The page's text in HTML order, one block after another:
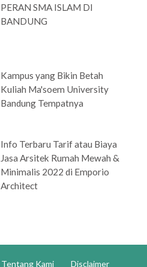
PERAN SMA ISLAM DI
BANDUNG
Kampus yang Bikin Betah
Kuliah Ma'soem University
Bandung Tempatnya
Info Terbaru Tarif atau Biaya
Jasa Arsitek Rumah Mewah &
Minimalis 2022 di Emporio
Architect
Tentang Kami Disclaimer